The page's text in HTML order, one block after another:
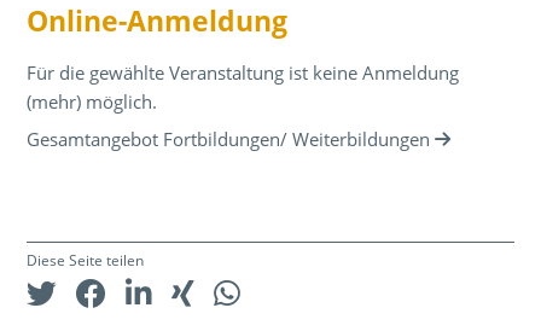
Online-Anmeldung
Für die gewählte Veranstaltung ist keine Anmeldung
(mehr) möglich.
Gesamtangebot Fortbildungen/ Weiterbildungen
Diese Seite teilen